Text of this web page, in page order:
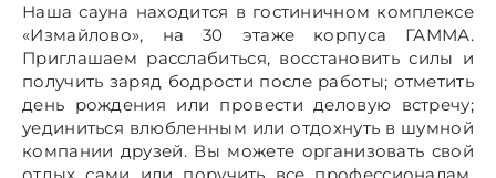
Наша сауна находится в гостиничном комплексе
«Измайлово», на 30 этаже корпуса ГАММА.
Приглашаем расслабиться, восстановить силы и
получить заряд бодрости после работы; отметить
день рождения или провести деловую встречу;
уединиться влюбленным или отдохнуть в шумной
компании друзей. Вы можете организовать свой